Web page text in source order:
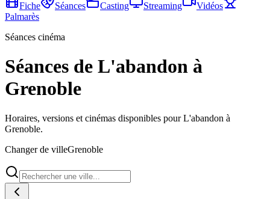
Fiche
Séances Casting Streaming
Vidéos
Palmarès
Séances cinéma
Séances de L'abandon à
Grenoble
Horaires, versions et cinémas disponibles pour L'abandon à
Grenoble.
Changer de villeGrenoble